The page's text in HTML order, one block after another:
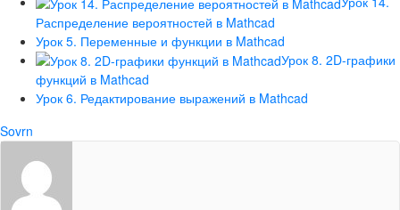
Распределение вероятностей в Mathcad
Урок 5. Переменные и функции в Mathcad
Урок 8. 2D-графики
функций в Mathcad
Урок 6. Редактирование выражений в Mathcad
Sovrn